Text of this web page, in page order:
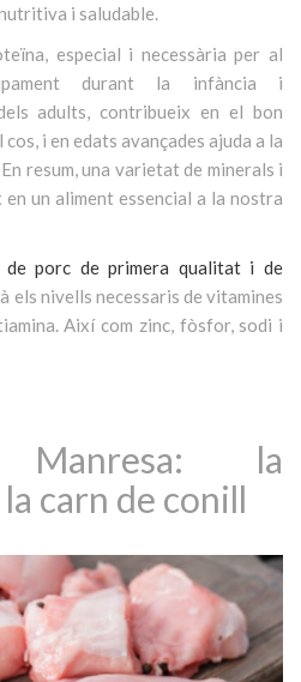
i saludable.
especial i necessària per al
durant la infància i
adults, contribueix en el bon
i en edats avançades ajuda a la
resum, una varietat de minerals i
un aliment essencial a la nostra
de porc de primera qualitat i de
els nivells necessaris de vitamines
Així com zinc, fòsfor, sodi i
Manresa: la
carn de conill